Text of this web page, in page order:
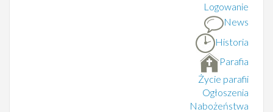
Logowanie
News
Historia
Parafia
Życie parafii
Ogłoszenia
Nabożeństwa